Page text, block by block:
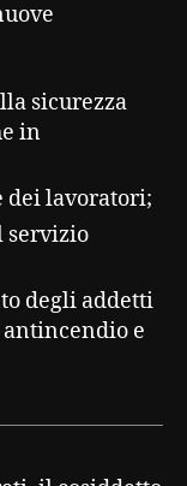
sicurezza
in
dei lavoratori;
servizio
degli addetti
e